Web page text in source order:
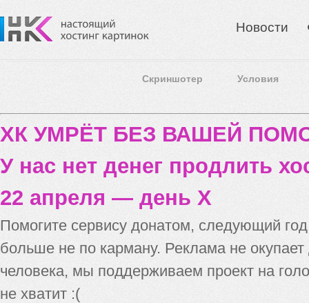
Новости
Скриншотер Условия
ХК УМРЁТ БЕЗ ВАШЕЙ
У нас нет денег продлить
22 апреля — день X
Помогите сервису донатом, следующий
больше не по карману. Реклама не
человека, мы поддерживаем проект на
не хватит :(